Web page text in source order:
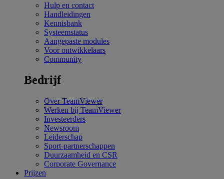
Hulp en contact
Handleidingen
Kennisbank
Systeemstatus
Aangepaste modules
Voor ontwikkelaars
Community
Bedrijf
Over TeamViewer
Werken bij TeamViewer
Investeerders
Newsroom
Leiderschap
Sport-partnerschappen
Duurzaamheid en CSR
Corporate Governance
Prijzen